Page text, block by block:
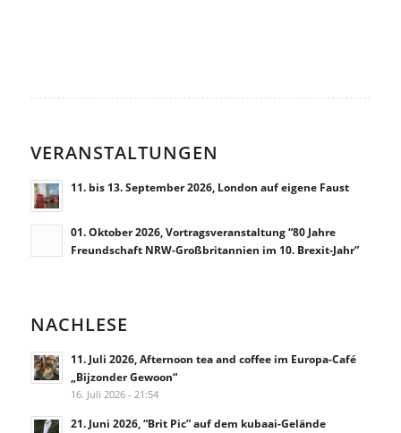
VERANSTALTUNGEN
11. bis 13. September 2026, London auf eigene Faust
01. Oktober 2026, Vortragsveranstaltung “80 Jahre
Freundschaft NRW-Großbritannien im 10. Brexit-Jahr”
NACHLESE
11. Juli 2026, Afternoon tea and coffee im Europa-Café
„Bijzonder Gewoon“
16. Juli 2026 - 21:54
21. Juni 2026, “Brit Pic” auf dem kubaai-Gelände